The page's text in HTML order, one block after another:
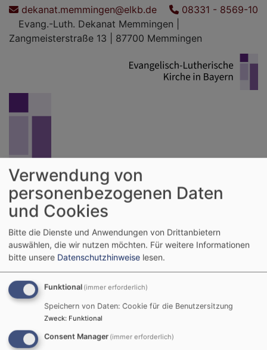
Direkt
Inhalt
dekanat.memmingen@elkb.de
08331 - 8569-10
Evang.-Luth. Dekanat Memmingen |
Zangmeisterstraße 13 | 87700 Memmingen
Evang.-Luth. Dekanat Memmingen
Hauptnavigation
Verwendung von
personenbezogenen Daten
und Cookies
Bitte die Dienste und Anwendungen von Drittanbietern
auswählen, die wir nutzen möchten. Für weitere Informationen
bitte unsere Datenschutzhinweise lesen.
Funktional (immer erforderlich)
Speichern von Daten: Cookie für die Benutzersitzung
Zweck: Funktional
Consent Manager (immer erforderlich)